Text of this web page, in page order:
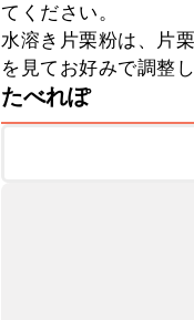
てください。
水溶き片栗粉は、片
を見てお好みで調整
たべれぽ